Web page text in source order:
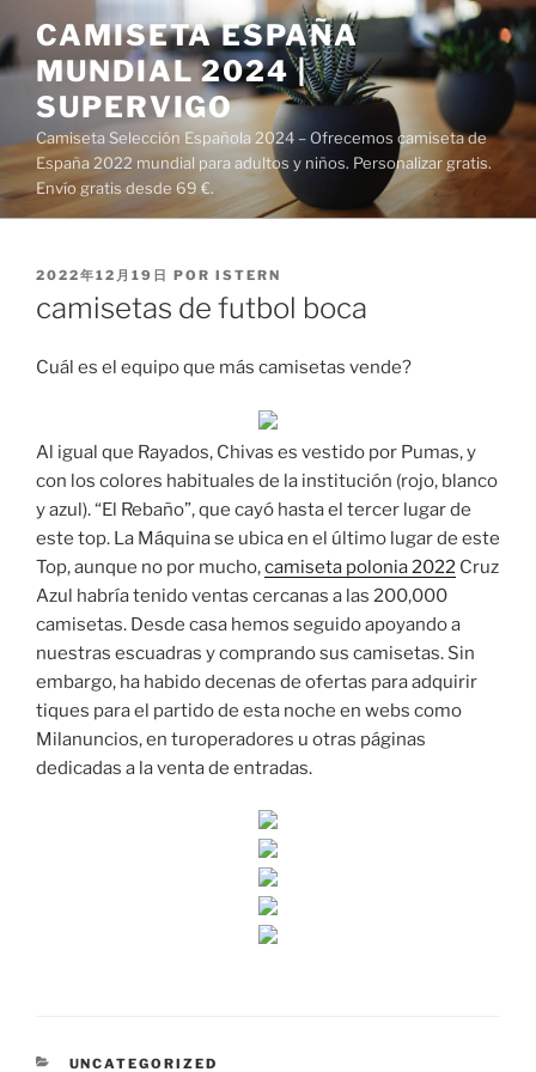
al
contenido
CAMISETA ESPAÑA
MUNDIAL 2024 |
SUPERVIGO
Camiseta Selección Española 2024 – Ofrecemos camiseta de
España 2022 mundial para adultos y niños. Personalizar gratis.
Envío gratis desde 69 €.
PUBLICADO
2022年12月19日 POR ISTERN
camisetas de futbol boca
Cuál es el equipo que más camisetas vende?
Al igual que Rayados, Chivas es vestido por Pumas, y
con los colores habituales de la institución (rojo, blanco
y azul). “El Rebaño”, que cayó hasta el tercer lugar de
este top. La Máquina se ubica en el último lugar de este
Top, aunque no por mucho,camiseta polonia 2022 Cruz
Azul habría tenido ventas cercanas a las 200,000
camisetas. Desde casa hemos seguido apoyando a
nuestras escuadras y comprando sus camisetas. Sin
embargo, ha habido decenas de ofertas para adquirir
tiques para el partido de esta noche en webs como
Milanuncios, en turoperadores u otras páginas
dedicadas a la venta de entradas.
CATEGORÍAS
UNCATEGORIZED